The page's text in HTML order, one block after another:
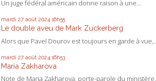
Un juge fédéral américain donne raison à une...
mardi 27 août 2024 16h55
Le double aveu de Mark Zuckerberg
Alors que Pavel Dourov est toujours en garde à vue,...
mardi 27 août 2024 16h53
Maria Zakharova
Note de Maria Zakharova, porte-parole du